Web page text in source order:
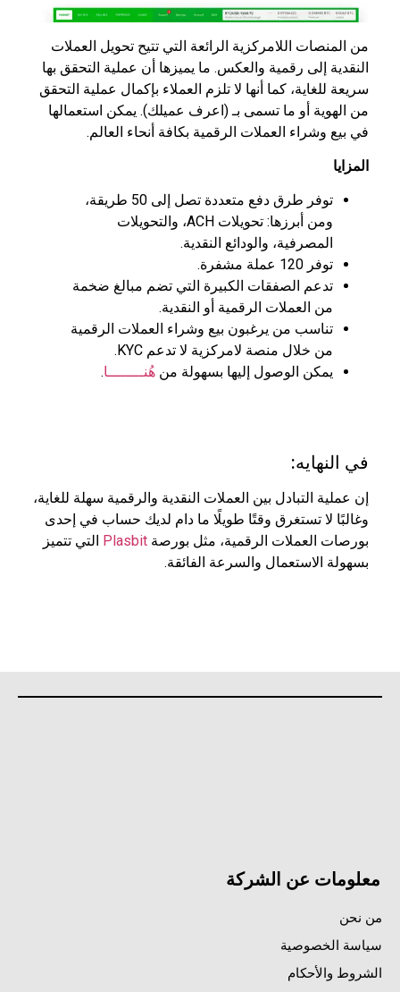
من المنصات اللامركزية الرائعة التي تتيح تحويل العملات
النقدية إلى رقمية والعكس. ما يميزها أن عملية التحقق بها
سريعة للغاية، كما أنها لا تلزم العملاء بإكمال عملية التحقق
من الهوية أو ما تسمى بـ (اعرف عميلك). يمكن استعمالها
في بيع وشراء العملات الرقمية بكافة أنحاء العالم.
المزايا
توفر طرق دفع متعددة تصل إلى 50 طريقة،
ومن أبرزها: تحويلات ACH، والتحويلات
المصرفية، والودائع النقدية.
توفر 120 عملة مشفرة.
تدعم الصفقات الكبيرة التي تضم مبالغ ضخمة
من العملات الرقمية أو النقدية.
تناسب من يرغبون بيع وشراء العملات الرقمية
من خلال منصة لامركزية لا تدعم KYC.
يمكن الوصول إليها بسهولة من هُنــــــــا.
في النهايه:
إن عملية التبادل بين العملات النقدية والرقمية سهلة للغاية،
وغالبًا لا تستغرق وقتًا طويلًا ما دام لديك حساب في إحدى
بورصات العملات الرقمية، مثل بورصة Plasbit التي تتميز
بسهولة الاستعمال والسرعة الفائقة.
معلومات عن الشركة
من نحن
سياسة الخصوصية
الشروط والأحكام